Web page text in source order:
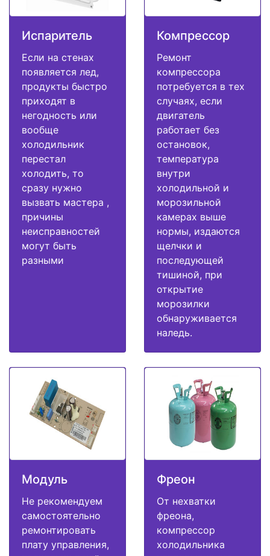
Испаритель
Если на стенах
появляется лед,
продукты быстро
приходят в
негодность или
вообще
холодильник
перестал
холодить, то
сразу нужно
вызвать мастера ,
причины
неисправностей
могут быть
разными
Компрессор
Ремонт
компрессора
потребуется в тех
случаях, если
двигатель
работает без
остановок,
температура
внутри
холодильной и
морозильной
камерах выше
нормы, издаются
щелчки и
последующей
тишиной, при
открытие
морозилки
обнаруживается
наледь.
Модуль
Не рекомендуем
самостоятельно
ремонтировать
плату управления,
Фреон
От нехватки
фреона,
компрессор
холодильника